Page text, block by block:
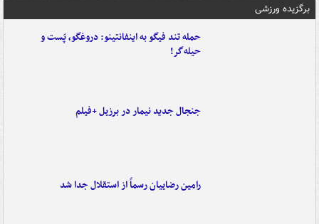
برگزیده ورزشی
حمله تند فیگو به اینفانتینو: دروغگو، پَست‌ و
حیله‌گر!
جنجال جدید نیمار در برزیل +فیلم
رامین رضاییان رسماً از استقلال جدا شد